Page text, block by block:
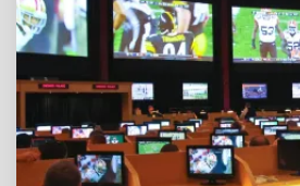
день объединяет
энтузиастов вокруг идеи,
эволюционировать.